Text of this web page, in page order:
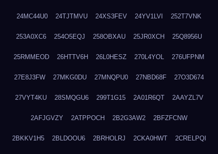
24MC44U0 24TJTMVU 24XS3FEV 24YV1LVI 252T7VNK
253A0XC6 254O5EQJ 258OBXAU 25JR0XCH 25Q8956U
25RMMEOD 26HTTV6H 26L0HESZ 270L4YOL 276UFPNM
27E8J3FW 27MKG0DU 27MNQPU0 27NBD68F 27O3D674
27VYT4KU 28SMQGU6 299T1G15 2A01R6QT 2AAYZL7V
2AFJGVZY 2ATPPOCH 2B2G3AW2 2BFZFCNW
2BKKV1H5 2BLDOOU6 2BRHOLRJ 2CKA0HWT 2CRELPQI